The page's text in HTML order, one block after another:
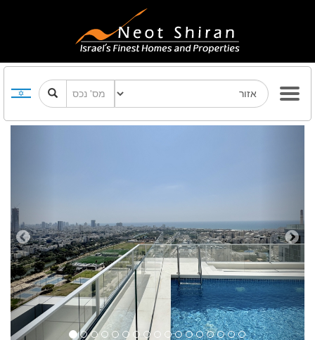
Previous Next